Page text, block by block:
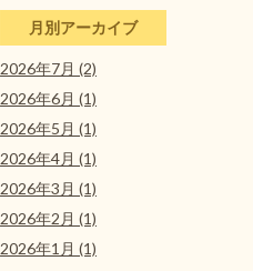
月別アーカイブ
2026年7月 (2)
2026年6月 (1)
2026年5月 (1)
2026年4月 (1)
2026年3月 (1)
2026年2月 (1)
2026年1月 (1)